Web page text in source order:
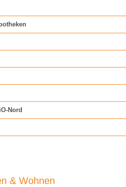
Nord
& Wohnen